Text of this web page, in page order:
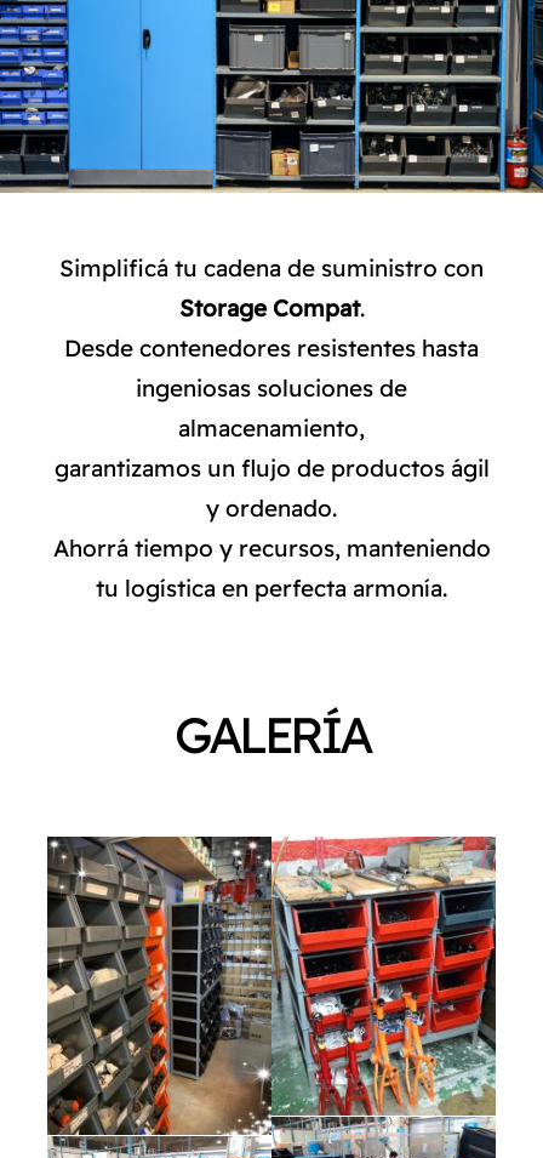
NORMAS ISO
CATÁLOGO
CONTACTO
Simplificá tu cadena de suministro con
Storage Compat.
Desde contenedores resistentes hasta
ingeniosas soluciones de
almacenamiento,
garantizamos un flujo de productos ágil
y ordenado.
Ahorrá tiempo y recursos, manteniendo
tu logística en perfecta armonía.
GALERÍA